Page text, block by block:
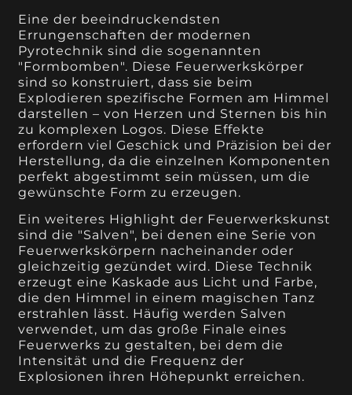
Eine der beeindruckendsten
Errungenschaften der modernen
Pyrotechnik sind die sogenannten
"Formbomben". Diese Feuerwerkskörper
sind so konstruiert, dass sie beim
Explodieren spezifische Formen am Himmel
darstellen – von Herzen und Sternen bis hin
zu komplexen Logos. Diese Effekte
erfordern viel Geschick und Präzision bei der
Herstellung, da die einzelnen Komponenten
perfekt abgestimmt sein müssen, um die
gewünschte Form zu erzeugen.
Ein weiteres Highlight der Feuerwerkskunst
sind die "Salven", bei denen eine Serie von
Feuerwerkskörpern nacheinander oder
gleichzeitig gezündet wird. Diese Technik
erzeugt eine Kaskade aus Licht und Farbe,
die den Himmel in einem magischen Tanz
erstrahlen lässt. Häufig werden Salven
verwendet, um das große Finale eines
Feuerwerks zu gestalten, bei dem die
Intensität und die Frequenz der
Explosionen ihren Höhepunkt erreichen.